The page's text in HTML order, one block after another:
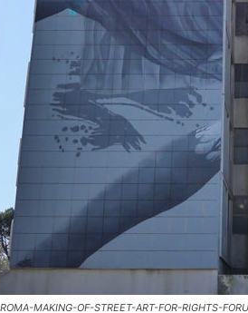
MAKING-OF-STREET-ART-FOR-RIGHTS-